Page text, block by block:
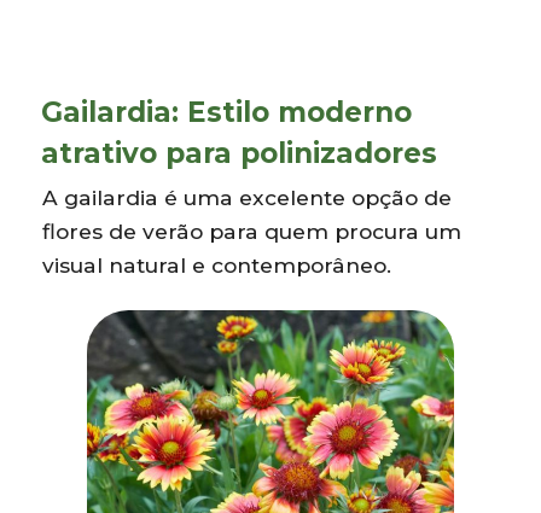
Gailardia: Estilo moderno
atrativo para polinizadores
A gailardia é uma excelente opção de
flores de verão para quem procura um
visual natural e contemporâneo.